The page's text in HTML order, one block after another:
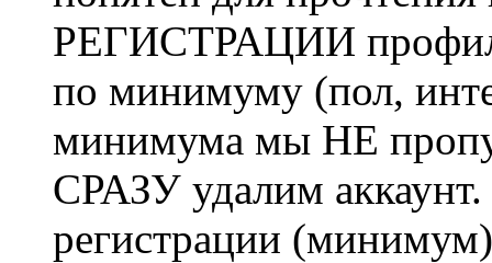
РЕГИСТРАЦИИ профиль
по минимуму (пол,
минимума мы НЕ
СРАЗУ удалим
регистрации